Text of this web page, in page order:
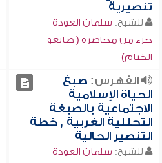
تنصيرية
للشيخ: سلمان العودة
جزء من محاضرة ( صانعو
الخيام)
الفهرس: صبغ
الحياة الإسلامية
الاجتماعية بالصبغة
التحللية الغربية , خطة
التنصير الحالية
للشيخ: سلمان العودة